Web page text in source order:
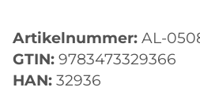
Artikelnummer: AL-
GTIN: 9783473329366
HAN: 32936